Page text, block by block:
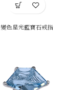
變色星光藍寶石戒指